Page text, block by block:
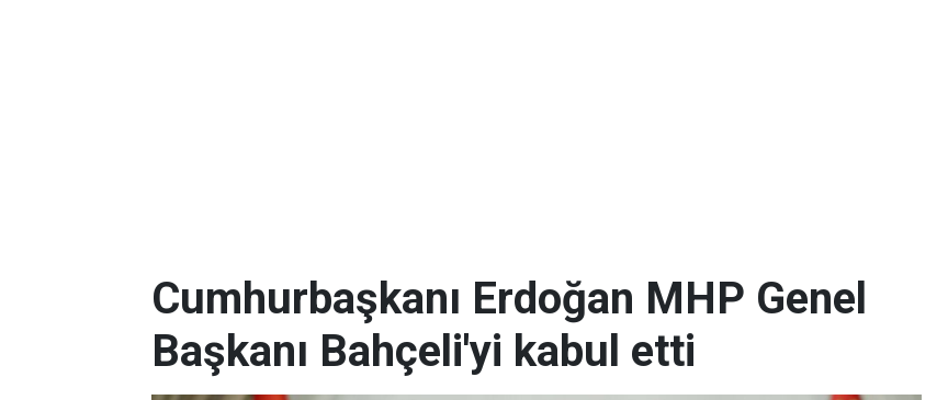
Cumhurbaşkanı Erdoğan MHP Genel
Başkanı Bahçeli'yi kabul etti